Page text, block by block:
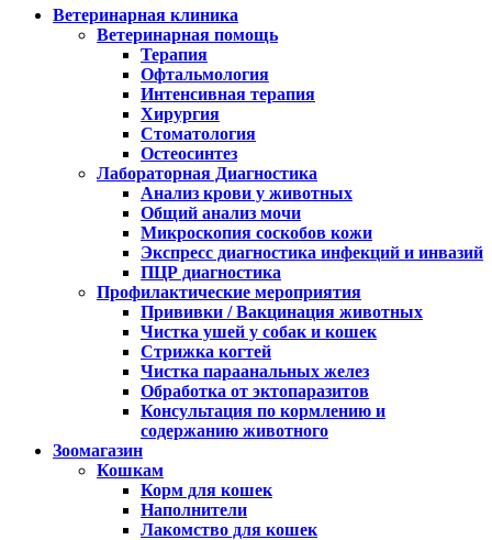
Ветеринарная клиника
Ветеринарная помощь
Терапия
Офтальмология
Интенсивная терапия
Хирургия
Стоматология
Остеосинтез
Лабораторная Диагностика
Анализ крови у животных
Общий анализ мочи
Микроскопия соскобов кожи
Экспресс диагностика инфекций и инвазий
ПЦР диагностика
Профилактические мероприятия
Прививки / Вакцинация животных
Чистка ушей у собак и кошек
Стрижка когтей
Чистка параанальных желез
Обработка от эктопаразитов
Консультация по кормлению и
содержанию животного
Зоомагазин
Кошкам
Корм для кошек
Наполнители
Лакомство для кошек